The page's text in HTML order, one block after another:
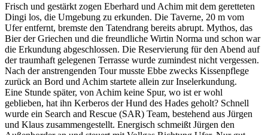
Frisch und gestärkt zogen Eberhard und Achim mit dem geretteten
Dingi los, die Umgebung zu erkunden. Die Taverne, 20 m vom
Ufer entfernt, bremste den Tatendrang bereits abrupt. Mythos, das
Bier der Griechen und die freundliche Wirtin Norma und schon war
die Erkundung abgeschlossen. Die Reservierung für den Abend auf
der traumhaft gelegenen Terrasse wurde zumindest nicht vergessen.
Nach der anstrengenden Tour musste Ebbe zwecks Kissenpflege
zurück an Bord und Achim startete allein zur Inselerkundung.
Eine Stunde später, von Achim keine Spur, wo ist er wohl
geblieben, hat ihn Kerberos der Hund des Hades geholt? Schnell
wurde ein Search and Rescue (SAR) Team, bestehend aus Jürgen
und Klaus zusammengestellt. Energisch schmeißt Jürgen den